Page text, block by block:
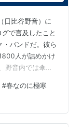
日比谷野音）に
で言及したこと
バンドだ。彼ら
人が詰めかけ
野音内では傘の
極寒。どうやら
そりゃあ手の指
わな。観客の皆
#春なのに極寒